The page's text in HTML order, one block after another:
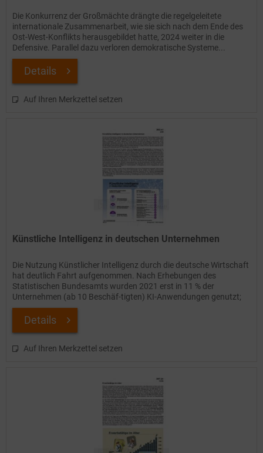
Die Konkurrenz der Großmächte drängte die regelgeleitete
internationale Zusammenarbeit, wie sie sich nach dem Ende des
Ost-West-Konflikts herausgebildet hatte, 2024 weiter in die
Defensive. Parallel dazu verloren demokratische Systeme...
Details
Auf Ihren Merkzettel setzen
Künstliche Intelligenz in deutschen Unternehmen
Die Nutzung Künstlicher Intelligenz durch die deutsche Wirtschaft
hat deutlich Fahrt aufgenommen. Nach Erhebungen des
Statistischen Bundesamts wurden 2021 erst in 11 % der
Unternehmen (ab 10 Beschäf-tigten) KI-Anwendungen genutzt;
2024...
Details
Auf Ihren Merkzettel setzen